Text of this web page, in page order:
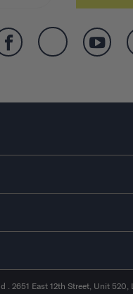
. 2651 East 12th Street, Unit 520,